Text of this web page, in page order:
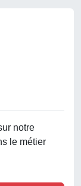
notre
le métier